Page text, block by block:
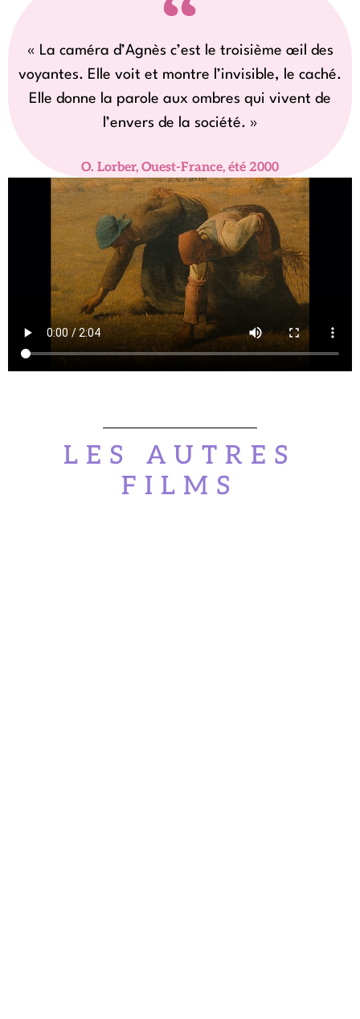
« La caméra d’Agnès c’est le troisième œil des
voyantes. Elle voit et montre l’invisible, le caché.
Elle donne la parole aux ombres qui vivent de
l’envers de la société. »
O. Lorber, Ouest-France, été 2000
LES AUTRES
FILMS